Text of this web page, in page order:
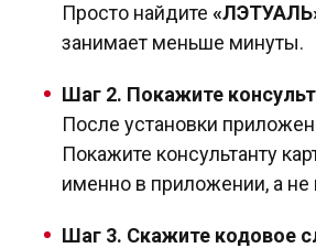
Просто найдите
занимает меньше минуты.
Шаг 2. Покажите
После установки
Покажите консультанту
именно в приложении, а не
Шаг 3. Скажите кодовое